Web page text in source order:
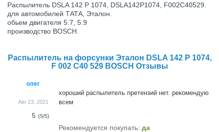
Распылитель DSLA 142 P 1074, DSLA142P1074, F002C40529.
для автомобилей ТАТА, Эталон.
обьем двигателя 5.7, 5.9
производство BOSCH.
Распылитель на форсунки Эталон DSLA 142 P 1074,
F 002 C40 529 BOSCH Отзывы
олег
Авг 23, 2021
5 (5/5)
хороший распылитель претензий нет. рекомендую
всем
Рекомендуется покупать: да